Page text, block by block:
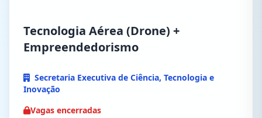
Tecnologia Aérea (Drone) +
Empreendedorismo
Secretaria Executiva de Ciência, Tecnologia e
Inovação
Vagas encerradas